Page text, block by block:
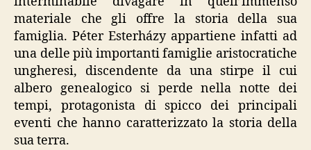
materiale che gli offre la storia della sua
famiglia. Péter Esterházy appartiene infatti ad
una delle più importanti famiglie aristocratiche
ungheresi, discendente da una stirpe il cui
albero genealogico si perde nella notte dei
tempi, protagonista di spicco dei principali
eventi che hanno caratterizzato la storia della
sua terra.